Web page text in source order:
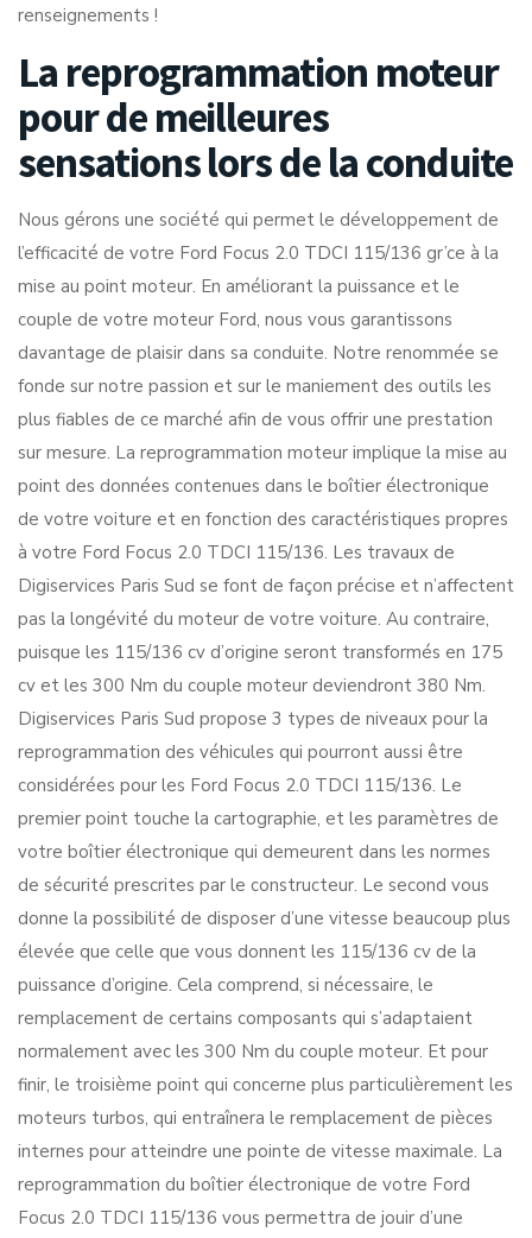
renseignements !
La reprogrammation moteur
pour de meilleures
sensations lors de la conduite
Nous gérons une société qui permet le développement de
l’efficacité de votre Ford Focus 2.0 TDCI 115/136 gr’ce à la
mise au point moteur. En améliorant la puissance et le
couple de votre moteur Ford, nous vous garantissons
davantage de plaisir dans sa conduite. Notre renommée se
fonde sur notre passion et sur le maniement des outils les
plus fiables de ce marché afin de vous offrir une prestation
sur mesure. La reprogrammation moteur implique la mise au
point des données contenues dans le boîtier électronique
de votre voiture et en fonction des caractéristiques propres
à votre Ford Focus 2.0 TDCI 115/136. Les travaux de
Digiservices Paris Sud se font de façon précise et n’affectent
pas la longévité du moteur de votre voiture. Au contraire,
puisque les 115/136 cv d’origine seront transformés en 175
cv et les 300 Nm du couple moteur deviendront 380 Nm.
Digiservices Paris Sud propose 3 types de niveaux pour la
reprogrammation des véhicules qui pourront aussi être
considérées pour les Ford Focus 2.0 TDCI 115/136. Le
premier point touche la cartographie, et les paramètres de
votre boîtier électronique qui demeurent dans les normes
de sécurité prescrites par le constructeur. Le second vous
donne la possibilité de disposer d’une vitesse beaucoup plus
élevée que celle que vous donnent les 115/136 cv de la
puissance d’origine. Cela comprend, si nécessaire, le
remplacement de certains composants qui s’adaptaient
normalement avec les 300 Nm du couple moteur. Et pour
finir, le troisième point qui concerne plus particulièrement les
moteurs turbos, qui entraînera le remplacement de pièces
internes pour atteindre une pointe de vitesse maximale. La
reprogrammation du boîtier électronique de votre Ford
Focus 2.0 TDCI 115/136 vous permettra de jouir d’une